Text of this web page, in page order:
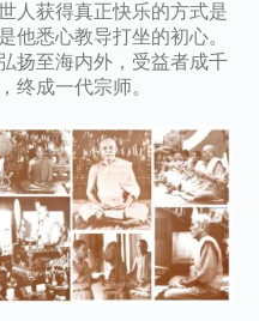
人获得真正快乐的方式是
他悉心教导打坐的初心。
扬至海内外，受益者成千
终成一代宗师。